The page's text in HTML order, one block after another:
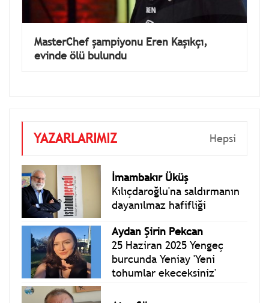
MasterChef şampiyonu Eren Kaşıkçı,
evinde ölü bulundu
YAZARLARIMIZ Hepsi
İmambakır Üküş
Kılıçdaroğlu'na saldırmanın
dayanılmaz hafifliği
Aydan Şirin Pekcan
25 Haziran 2025 Yengeç
burcunda Yeniay 'Yeni
tohumlar ekeceksiniz'